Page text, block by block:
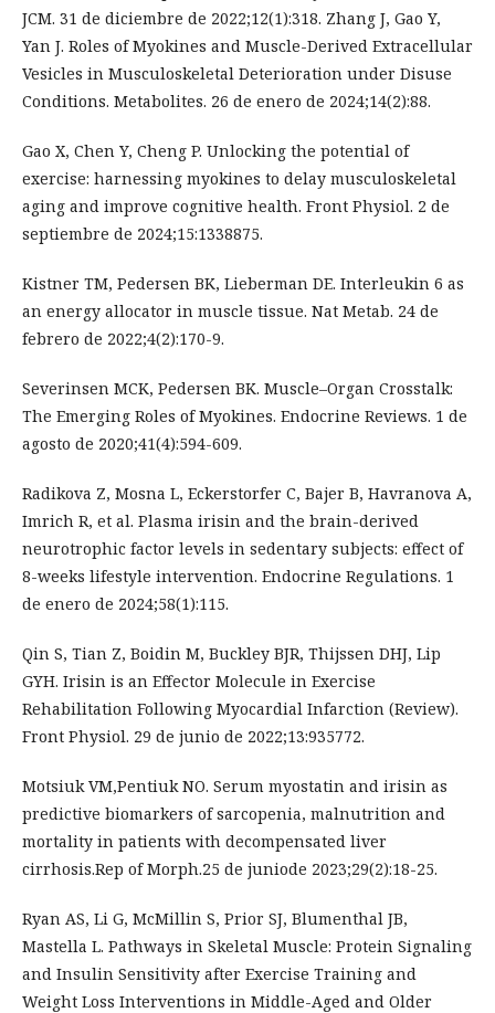
JCM. 31 de diciembre de 2022;12(1):318. Zhang J, Gao Y,
Yan J. Roles of Myokines and Muscle-Derived Extracellular
Vesicles in Musculoskeletal Deterioration under Disuse
Conditions. Metabolites. 26 de enero de 2024;14(2):88.
Gao X, Chen Y, Cheng P. Unlocking the potential of
exercise: harnessing myokines to delay musculoskeletal
aging and improve cognitive health. Front Physiol. 2 de
septiembre de 2024;15:1338875.
Kistner TM, Pedersen BK, Lieberman DE. Interleukin 6 as
an energy allocator in muscle tissue. Nat Metab. 24 de
febrero de 2022;4(2):170-9.
Severinsen MCK, Pedersen BK. Muscle–Organ Crosstalk:
The Emerging Roles of Myokines. Endocrine Reviews. 1 de
agosto de 2020;41(4):594-609.
Radikova Z, Mosna L, Eckerstorfer C, Bajer B, Havranova A,
Imrich R, et al. Plasma irisin and the brain-derived
neurotrophic factor levels in sedentary subjects: effect of
8-weeks lifestyle intervention. Endocrine Regulations. 1
de enero de 2024;58(1):115.
Qin S, Tian Z, Boidin M, Buckley BJR, Thijssen DHJ, Lip
GYH. Irisin is an Effector Molecule in Exercise
Rehabilitation Following Myocardial Infarction (Review).
Front Physiol. 29 de junio de 2022;13:935772.
Motsiuk VM,Pentiuk NO. Serum myostatin and irisin as
predictive biomarkers of sarcopenia, malnutrition and
mortality in patients with decompensated liver
cirrhosis.Rep of Morph.25 de juniode 2023;29(2):18-25.
Ryan AS, Li G, McMillin S, Prior SJ, Blumenthal JB,
Mastella L. Pathways in Skeletal Muscle: Protein Signaling
and Insulin Sensitivity after Exercise Training and
Weight Loss Interventions in Middle-Aged and Older